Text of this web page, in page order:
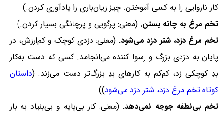
کار ناروایی را به کسی آموختن. چیز زیان‌باری را یادآوری کردن.)
تخم مرغ به چانه بستن. (معنی: پرگویی و پرچانگی بسیار کردن.)
تخم مرغ دزد، شتر دزد می‌شود. (معنی: دزدی کوچک و کم‌ارزش، در
پایان به دزدی بزرگ و رسوا کننده می‌انجامد. کسی که دست به‌کار
بدِ کوچکی زد، کم‌کم به کارهای بدِ بزرگ‌تر دست می‌زند. (داستان
کوتاه تخم مرغ دزد، شتر دزد می‌شود))
تخم بی‌نطفه جوجه نمی‌دهد. (معنی: کار بی‌پایه و بی‌بنیاد به بار